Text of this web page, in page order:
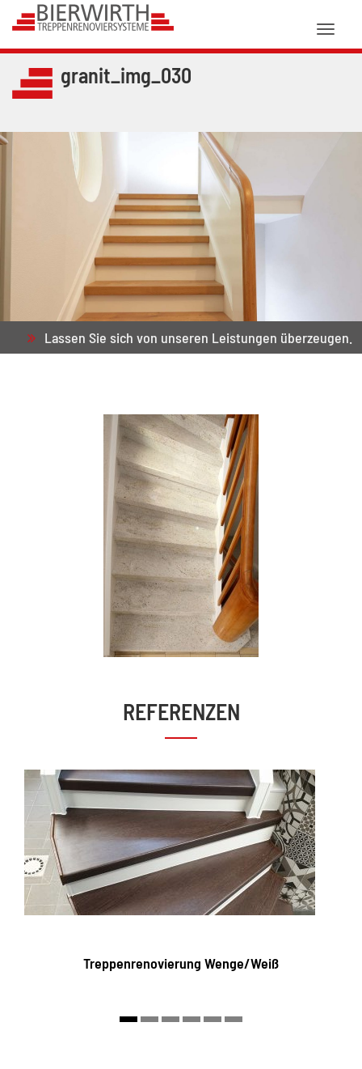
granit_img_030
Lassen Sie sich von unseren Leistungen überzeugen.
REFERENZEN
Treppenrenovierung Wenge/Weiß